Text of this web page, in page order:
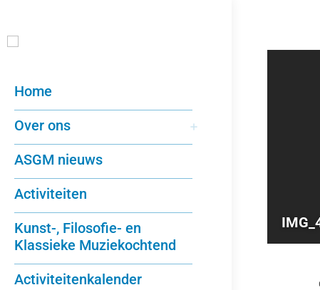
Home
Over ons
ASGM nieuws
Activiteiten
Kunst-, Filosofie- en
Klassieke Muziekochtend
Activiteitenkalender